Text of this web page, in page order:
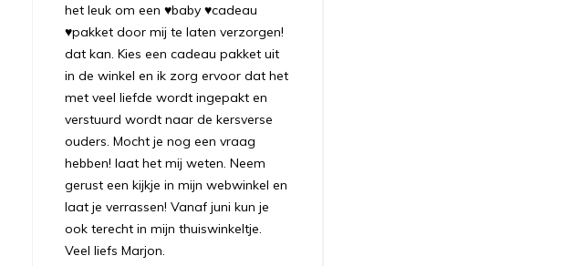
het leuk om een ♥baby ♥cadeau
♥pakket door mij te laten verzorgen!
dat kan. Kies een cadeau pakket uit
in de winkel en ik zorg ervoor dat het
met veel liefde wordt ingepakt en
verstuurd wordt naar de kersverse
ouders. Mocht je nog een vraag
hebben! laat het mij weten. Neem
gerust een kijkje in mijn webwinkel en
laat je verrassen! Vanaf juni kun je
ook terecht in mijn thuiswinkeltje.
Veel liefs Marjon.